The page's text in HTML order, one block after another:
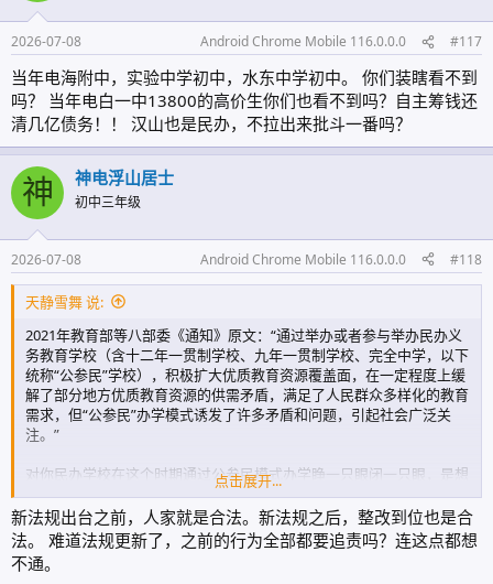
2026-07-08 Android Chrome Mobile 116.0.0.0 #117
当年电海附中，实验中学初中，水东中学初中。 你们装瞎看不到
吗？ 当年电白一中13800的高价生你们也看不到吗？自主筹钱还
清几亿债务！！ 汉山也是民办，不拉出来批斗一番吗？
神 神电浮山居士
初中三年级
2026-07-08 Android Chrome Mobile 116.0.0.0 #118
天静雪舞 说:
2021年教育部等八部委《通知》原文：“通过举办或者参与举办民办义
务教育学校（含十二年一贯制学校、九年一贯制学校、完全中学，以下
统称“公参民”学校），积极扩大优质教育资源覆盖面，在一定程度上缓
解了部分地方优质教育资源的供需矛盾，满足了人民群众多样化的教育
需求，但“公参民”办学模式诱发了许多矛盾和问题，引起社会广泛关
注。”
对你民办学校在这个时期通过公参民模式办学睁一只眼闭一只眼，是想
让你们补充地方优质教育资源供给即可！不是想像原文那样指出的：但
“公参民”办学模式诱发了许多矛盾和问题，但字后面才是重点！
在杨梅出来之前，春华垄断近十年小升初优质生源，形成当年电白县一
家独大的初中教育形态，捞尽电白家长的血汗钱！没有当年db相关教
点击展开...
新法规出台之前，人家就是合法。新法规之后，整改到位也是合
法。 难道法规更新了，之前的行为全部都要追责吗？连这点都想
不通。